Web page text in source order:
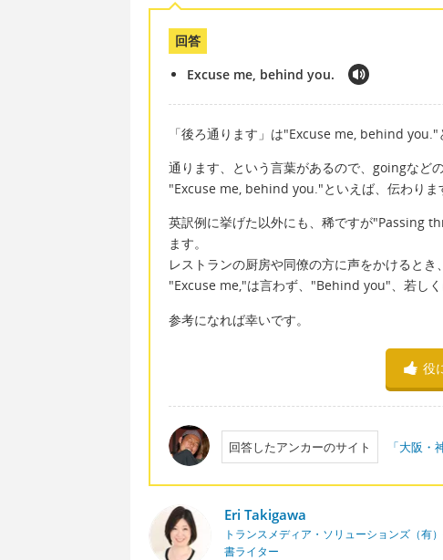
回答
Excuse me, behind you.
「後ろ通ります」は"Excuse me, behind you."
通ります、という言葉があるので、goingなど
"Excuse me, behind you."といえば、伝わりま
英訳例に挙げた以外にも、稀ですが"Passing
ます。
レストランの厨房や同僚の方に声をかけると
"Excuse me,"は言わず、"Behind you"、若し
参考になれば幸いです。
役
回答したアンカーのサイト 「大阪・
Eri Takigawa
トランスメディア・ソリューションズ（有
書ライター